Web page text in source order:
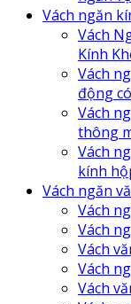
Vách ngăn
Vách
Kính
Vách
động
Vách
thông
Vách
kính
Vách ngăn
Vách
Vách
Vách
Vách
Vách